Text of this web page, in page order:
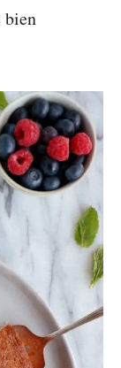
bien